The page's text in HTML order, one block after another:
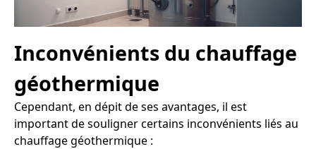
Inconvénients du chauffage
géothermique
Cependant, en dépit de ses avantages, il est
important de souligner certains inconvénients liés au
chauffage géothermique :